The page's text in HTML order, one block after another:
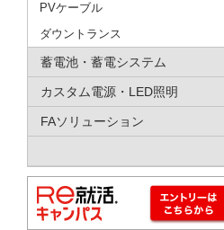
PVケーブル
ダウントランス
蓄電池・蓄電システム
カスタム電源・LED照明
FAソリューション